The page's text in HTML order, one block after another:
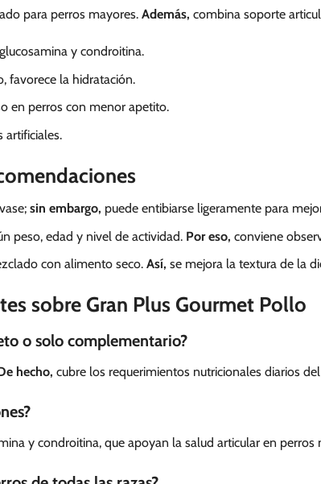
para perros mayores. Además, combina soporte
y condroitina.
favorece la hidratación.
en perros con menor apetito.
artificiales.
sin embargo, puede entibiarse ligeramente para
peso, edad y nivel de actividad. Por eso, conviene
con alimento seco. Así, se mejora la textura de la
sobre Gran Plus Gourmet Pollo
o solo complementario?
hecho, cubre los requerimientos nutricionales diarios
y condroitina, que apoyan la salud articular en perros